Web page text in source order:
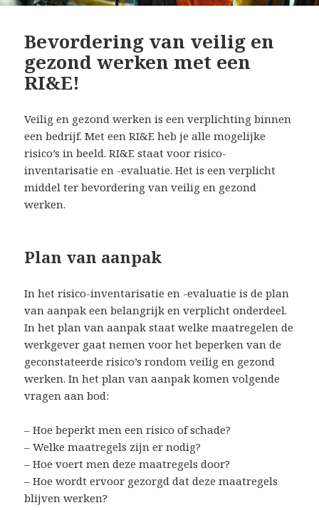
Bevordering van veilig en
gezond werken met een
RI&E!
Veilig en gezond werken is een verplichting binnen
een bedrijf. Met een RI&E heb je alle mogelijke
risico’s in beeld. RI&E staat voor risico-
inventarisatie en -evaluatie. Het is een verplicht
middel ter bevordering van veilig en gezond
werken.
Plan van aanpak
In het risico-inventarisatie en -evaluatie is de plan
van aanpak een belangrijk en verplicht onderdeel.
In het plan van aanpak staat welke maatregelen de
werkgever gaat nemen voor het beperken van de
geconstateerde risico’s rondom veilig en gezond
werken. In het plan van aanpak komen volgende
vragen aan bod:
– Hoe beperkt men een risico of schade?
– Welke maatregels zijn er nodig?
– Hoe voert men deze maatregels door?
– Hoe wordt ervoor gezorgd dat deze maatregels
blijven werken?